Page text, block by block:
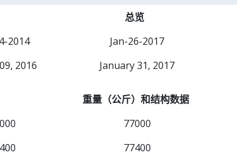
总览
2014
Jan-26-2017
2016
January 31, 2017
重量（公斤）和结构数据
77000
77400